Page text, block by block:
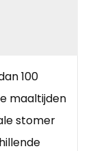
100
maaltijden
stomer